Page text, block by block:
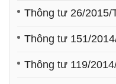
Thông tư 26/2015/
Thông tư 151/
Thông tư 119/